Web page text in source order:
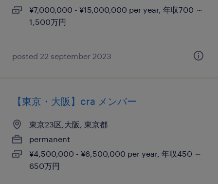
¥7,000,000 - ¥15,000,000 per year, 年収700 ～
1,500万円
posted 22 september 2023
【東京・大阪】cra メンバー
東京23区,大阪, 東京都
permanent
¥4,500,000 - ¥6,500,000 per year, 年収450 ～
650万円